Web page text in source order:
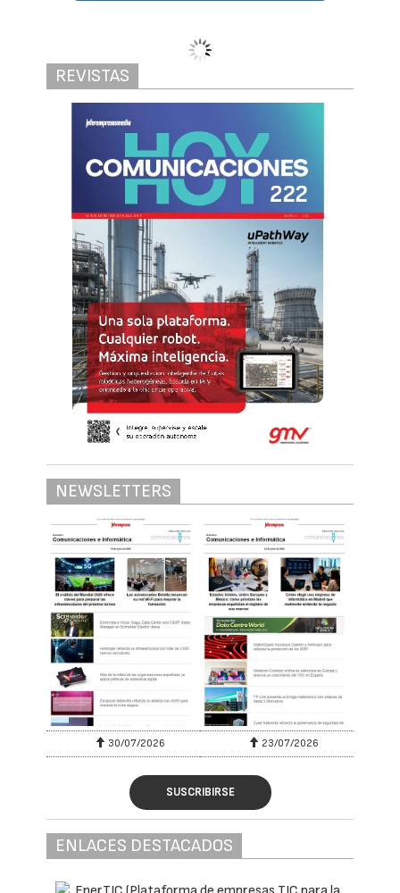
Madrid mantiene su posición como
principal hub de centros de datos de la
Península Ibérica, con 224 MW IT
operativos y otros 228 MW IT en
construcción
El mercado ibérico de
centros de datos
supera los 4,5 GW de
potencial ejecutable
Redacción Interempresas 04/08/2026
1454
Un informe de CBRE sitúa a la Península
proyección de Europa, impulsada por la
inteligencia artificial, la demanda cloud y la
disponibilidad de energía renovable.
El mercado ibérico de centros de datos
cuenta con un potencial ejecutable de 4,5
GW IT a medio plazo, tras multiplicar por
más de cuatro su capacidad desde 2019. Así
lo recoge el informe IberianData Center
Market elaborado por CBRE, que destaca el
crecimiento de la región como uno de los
principales polos europeos para el desarrollo
de infraestructuras digitales.
Actualmente, el mercado dispone de 1,4 GW
IT entre instalaciones operativas y
proyectos en construcción, a los que se
suman otros 3,1 GW IT en desarrollo con
suficiente grado de madurez para su